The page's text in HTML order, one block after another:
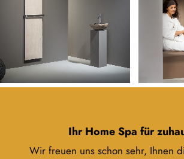
Ihr Home Spa für
Wir freuen uns schon sehr, Ihnen